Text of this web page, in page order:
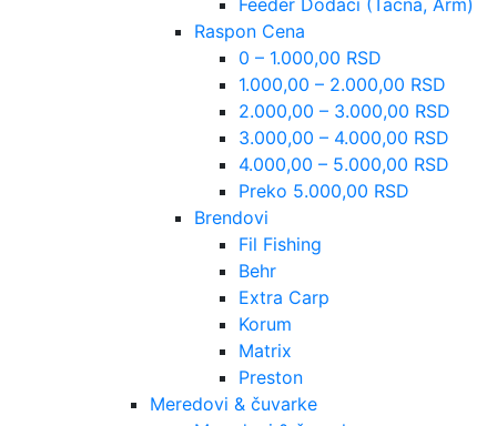
Raspon Cena
0 – 1.000,00 RSD
1.000,00 – 2.000,00 RSD
2.000,00 – 3.000,00 RSD
3.000,00 – 4.000,00 RSD
4.000,00 – 5.000,00 RSD
Preko 5.000,00 RSD
Brendovi
Fil Fishing
Behr
Extra Carp
Korum
Matrix
Preston
Meredovi & čuvarke